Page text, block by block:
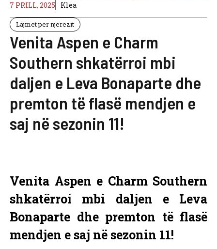
7 PRILL, 2025 Klea
Lajmet për njerëzit
Venita Aspen e Charm
Southern shkatërroi mbi
daljen e Leva Bonaparte dhe
premton të flasë mendjen e
saj në sezonin 11!
Venita Aspen e Charm Southern
shkatërroi mbi daljen e Leva
Bonaparte dhe premton të flasë
mendjen e saj në sezonin 11!